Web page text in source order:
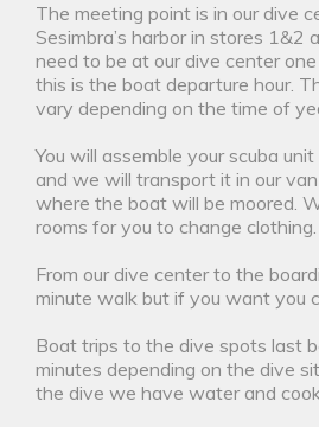
The meeting point is in our dive
Sesimbra’s harbor in stores 1&2
need to be at our dive center
this is the boat departure hour.
vary depending on the time of
You will assemble your scuba
and we will transport it in our
where the boat will be moored.
rooms for you to change clothing.
From our dive center to the
minute walk but if you want you
Boat trips to the dive spots last
minutes depending on the dive
the dive we have water and